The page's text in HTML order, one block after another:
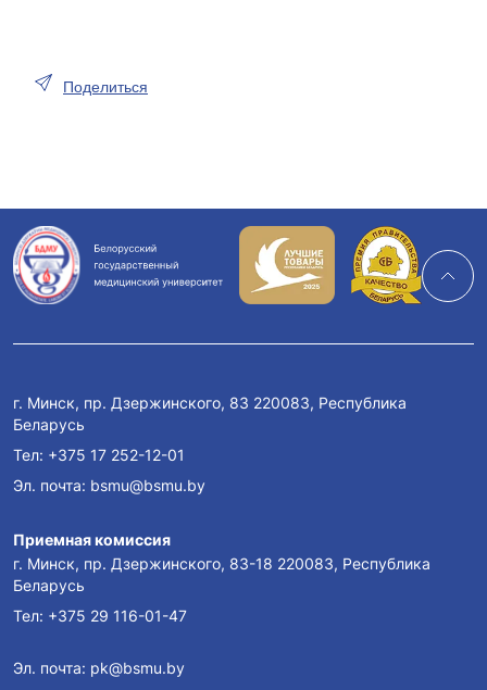
конференции «Актуальные проблемы современной
медицины и фармации - 2024» на 3-х секциях
Результаты конференции
Студенческая научно-практическая
конференция «Медицина в контексте
социогуманитарного знания»
Поделиться
г. Минск, пр. Дзержинского, 83 220083, Республика
Беларусь
Тел: +375 17 252-12-01
Эл. почта: bsmu@bsmu.by
Приемная комиссия
г. Минск, пр. Дзержинского, 83-18 220083, Республика
Беларусь
Тел: +375 29 116-01-47
Эл. почта: pk@bsmu.by